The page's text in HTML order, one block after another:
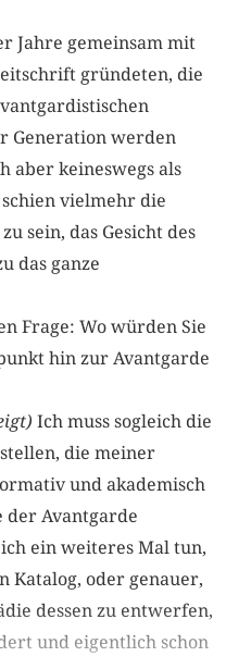
Jahre gemeinsam mit
gründeten, die
werden
aber keineswegs als
vielmehr die
zu sein, das Gesicht des
das ganze
Frage: Wo würden Sie
hin zur Avantgarde
Ich muss sogleich die
die meiner
und akademisch
der Avantgarde
ein weiteres Mal tun,
Katalog, oder genauer,
dessen zu entwerfen,
und eigentlich schon